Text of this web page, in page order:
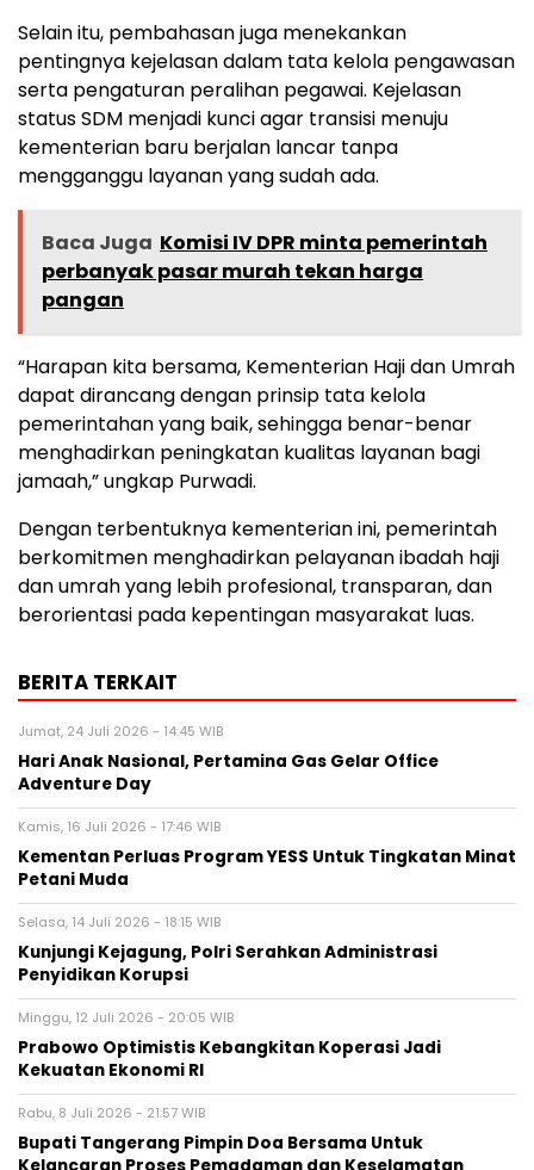
Selain itu, pembahasan juga menekankan
pentingnya kejelasan dalam tata kelola pengawasan
serta pengaturan peralihan pegawai. Kejelasan
status SDM menjadi kunci agar transisi menuju
kementerian baru berjalan lancar tanpa
mengganggu layanan yang sudah ada.
Baca Juga Komisi IV DPR minta pemerintah
perbanyak pasar murah tekan harga
pangan
“Harapan kita bersama, Kementerian Haji dan Umrah
dapat dirancang dengan prinsip tata kelola
pemerintahan yang baik, sehingga benar-benar
menghadirkan peningkatan kualitas layanan bagi
jamaah,” ungkap Purwadi.
Dengan terbentuknya kementerian ini, pemerintah
berkomitmen menghadirkan pelayanan ibadah haji
dan umrah yang lebih profesional, transparan, dan
berorientasi pada kepentingan masyarakat luas.
BERITA TERKAIT
Jumat, 24 Juli 2026 - 14:45 WIB
Hari Anak Nasional, Pertamina Gas Gelar Office
Adventure Day
Kamis, 16 Juli 2026 - 17:46 WIB
Kementan Perluas Program YESS Untuk Tingkatan Minat
Petani Muda
Selasa, 14 Juli 2026 - 18:15 WIB
Kunjungi Kejagung, Polri Serahkan Administrasi
Penyidikan Korupsi
Minggu, 12 Juli 2026 - 20:05 WIB
Prabowo Optimistis Kebangkitan Koperasi Jadi
Kekuatan Ekonomi RI
Rabu, 8 Juli 2026 - 21:57 WIB
Bupati Tangerang Pimpin Doa Bersama Untuk
Kelancaran Proses Pemadaman dan Keselamatan